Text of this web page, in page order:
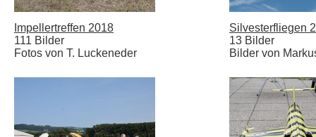
Impellertreffen 2018
111 Bilder
Fotos von T. Luckeneder
Silvesterfliegen
13 Bilder
Bilder von